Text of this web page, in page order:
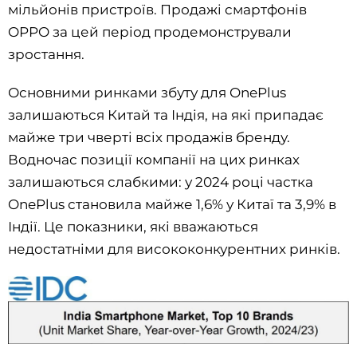
мільйонів пристроїв. Продажі смартфонів
OPPO за цей період продемонстрували
зростання.
Основними ринками збуту для OnePlus
залишаються Китай та Індія, на які припадає
майже три чверті всіх продажів бренду.
Водночас позиції компанії на цих ринках
залишаються слабкими: у 2024 році частка
OnePlus становила майже 1,6% у Китаї та 3,9% в
Індії. Це показники, які вважаються
недостатніми для висококонкурентних ринків.